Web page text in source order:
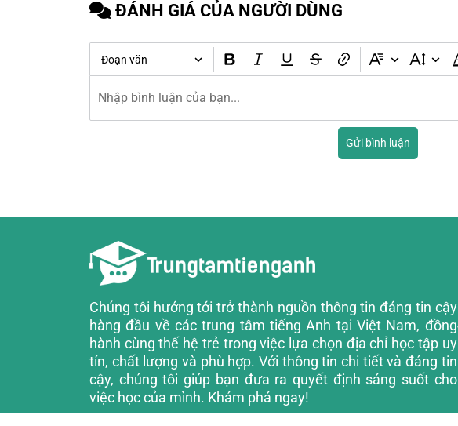
ĐÁNH GIÁ CỦA NGƯỜI DÙNG
Đoạn văn
Gửi bình luận
Chúng tôi hướng tới trở thành nguồn thông tin đáng tin cậy
hàng đầu về các trung tâm tiếng Anh tại Việt Nam, đồng
hành cùng thế hệ trẻ trong việc lựa chọn địa chỉ học tập uy
tín, chất lượng và phù hợp. Với thông tin chi tiết và đáng tin
cậy, chúng tôi giúp bạn đưa ra quyết định sáng suốt cho
việc học của mình. Khám phá ngay!